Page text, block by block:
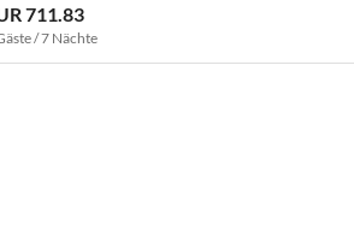
711.83
/ 7 Nächte